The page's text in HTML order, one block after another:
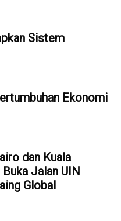
Sistem
Ekonomi
dan Kuala
Jalan UIN
Global